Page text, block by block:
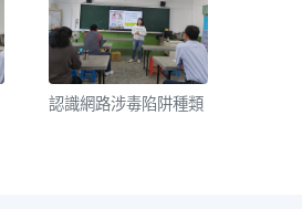
認識網路涉毒陷阱種類